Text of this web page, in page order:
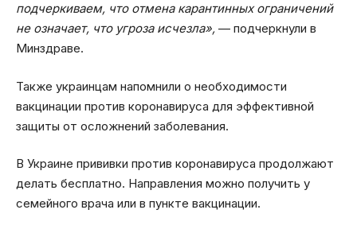
подчеркиваем, что отмена карантинных ограничений
не означает, что угроза исчезла», — подчеркнули в
Минздраве.
Также украинцам напомнили о необходимости
вакцинации против коронавируса для эффективной
защиты от осложнений заболевания.
В Украине прививки против коронавируса продолжают
делать бесплатно. Направления можно получить у
семейного врача или в пункте вакцинации.